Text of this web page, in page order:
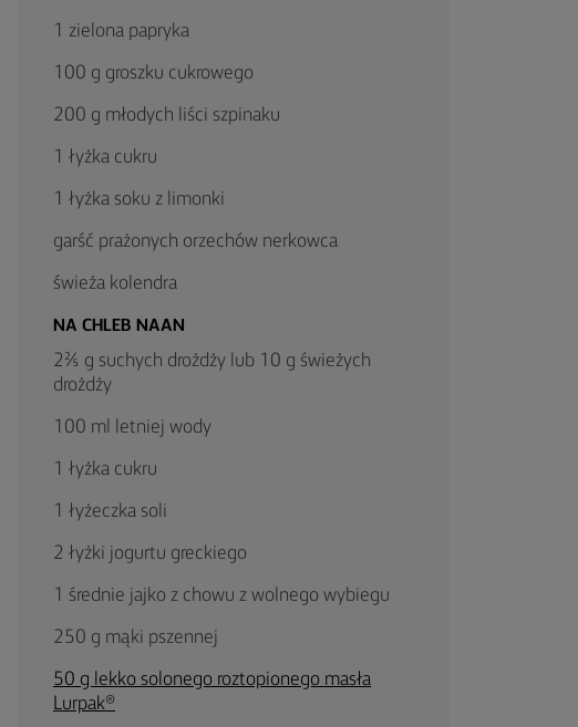
1 zielona papryka
100 g groszku cukrowego
200 g młodych liści szpinaku
1 łyżka cukru
1 łyżka soku z limonki
garść prażonych orzechów nerkowca
świeża kolendra
NA CHLEB NAAN
2⅖ g suchych drożdży lub 10 g świeżych
drożdży
100 ml letniej wody
1 łyżka cukru
1 łyżeczka soli
2 łyżki jogurtu greckiego
1 średnie jajko z chowu z wolnego wybiegu
250 g mąki pszennej
50 g lekko solonego roztopionego masła
Lurpak®